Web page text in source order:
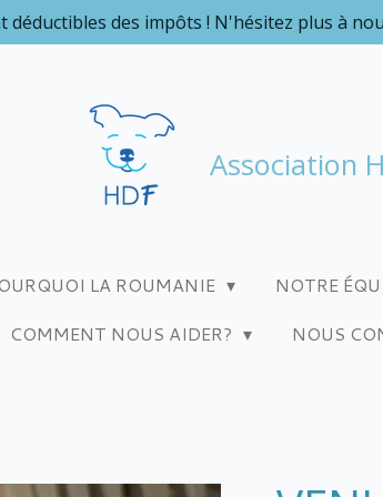
déductibles des impôts ! N'hésitez plus à
Association
LA ROUMANIE NOTRE
COMMENT NOUS AIDER? NOUS